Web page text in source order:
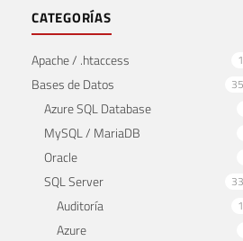
CATEGORÍAS
Apache / .htaccess
Bases de Datos
Azure SQL Database
MySQL / MariaDB
Oracle
SQL Server
Auditoría
Azure